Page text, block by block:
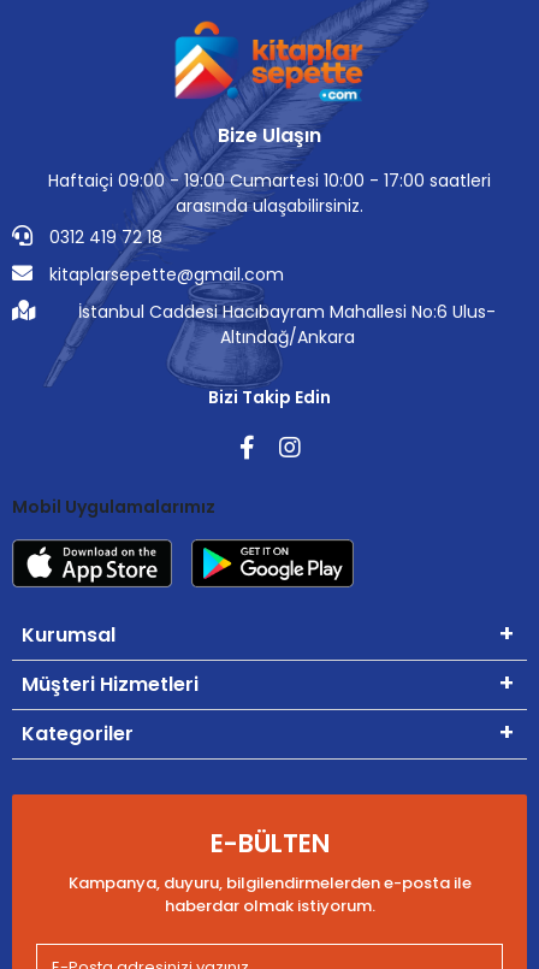
Bize Ulaşın
Haftaiçi 09:00 - 19:00 Cumartesi 10:00 - 17:00 saatleri
arasında ulaşabilirsiniz.
0312 419 72 18
kitaplarsepette@gmail.com
İstanbul Caddesi Hacıbayram Mahallesi No:6 Ulus-
Altındağ/Ankara
Bizi Takip Edin
Mobil Uygulamalarımız
Kurumsal
Müşteri Hizmetleri
Kategoriler
E-BÜLTEN
Kampanya, duyuru, bilgilendirmelerden e-posta ile
haberdar olmak istiyorum.